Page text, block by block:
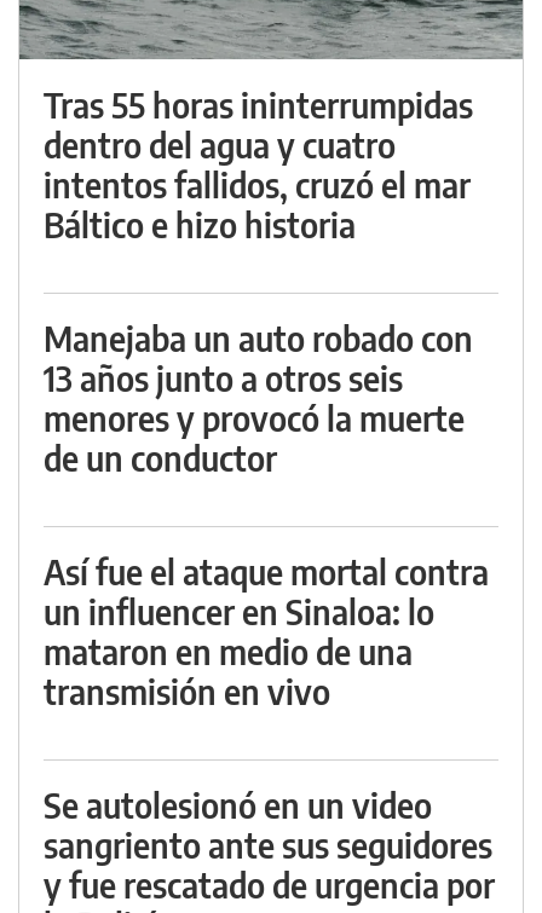
Tras 55 horas ininterrumpidas
dentro del agua y cuatro
intentos fallidos, cruzó el mar
Báltico e hizo historia
Manejaba un auto robado con
13 años junto a otros seis
menores y provocó la muerte
de un conductor
Así fue el ataque mortal contra
un influencer en Sinaloa: lo
mataron en medio de una
transmisión en vivo
Se autolesionó en un video
sangriento ante sus seguidores
y fue rescatado de urgencia por